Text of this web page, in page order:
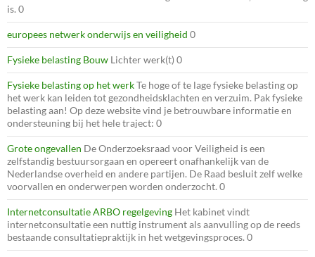
is. 0
europees netwerk onderwijs en veiligheid 0
Fysieke belasting Bouw Lichter werk(t) 0
Fysieke belasting op het werkTe hoge of te lage fysieke belasting op
het werk kan leiden tot gezondheidsklachten en verzuim. Pak fysieke
belasting aan! Op deze website vind je betrouwbare informatie en
ondersteuning bij het hele traject: 0
Grote ongevallen De Onderzoeksraad voor Veiligheid is een
zelfstandig bestuursorgaan en opereert onafhankelijk van de
Nederlandse overheid en andere partijen. De Raad besluit zelf welke
voorvallen en onderwerpen worden onderzocht. 0
Internetconsultatie ARBO regelgeving Het kabinet vindt
internetconsultatie een nuttig instrument als aanvulling op de reeds
bestaande consultatiepraktijk in het wetgevingsproces. 0